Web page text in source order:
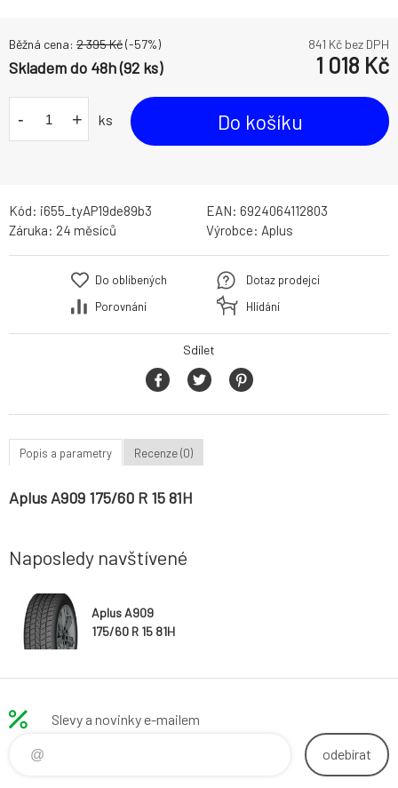
Běžná cena: 2 395Kč(-57%) 841 Kč bez DPH
Skladem do 48h (92 ks) 1 018 Kč
- + ks Do košíku
Kód: i655_tyAP19de89b3 EAN: 6924064112803
Záruka: 24 měsíců Výrobce: Aplus
Do oblíbených
Porovnání
Dotaz prodejci
Hlídání
Sdílet
Popis a parametry Recenze (0)
Aplus A909 175/60 R 15 81H
Naposledy navštívené
Aplus A909
175/60 R 15 81H
Slevy a novinky e-mailem
odebírat